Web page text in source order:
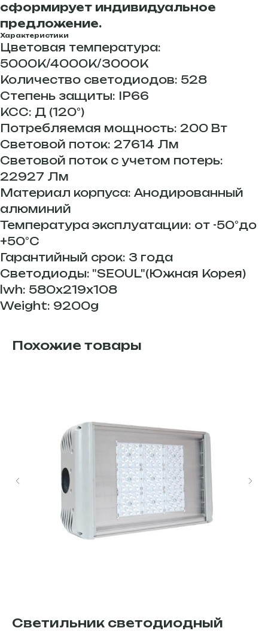
сформирует индивидуальное
предложение.
Характеристики
Цветовая температура:
5000К/4000К/3000К
Количество светодиодов: 528
Степень защиты: IP66
КСС: Д (120°)
Потребляемая мощность: 200 Вт
Световой поток: 27614 Лм
Световой поток с учетом потерь:
22927 Лм
Материал корпуса: Анодированный
алюминий
Температура эксплуатации: от -50°до
+50°С
Гарантийный срок: 3 года
Светодиоды: "SEOUL"(Южная Корея)
lwh: 580x219x108
Weight: 9200g
Похожие товары
Светильник светодиодный